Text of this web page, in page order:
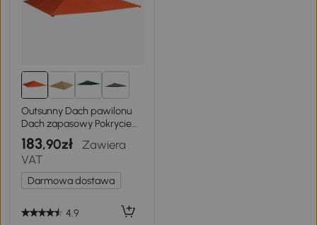
1+
Outsunny Dach pawilonu
Dach zapasowy Pokrycie
pawilonu poliester
pomarańczowy 3 x 3 m
183,90zł
Zawiera
VAT
Darmowa dostawa
4.9